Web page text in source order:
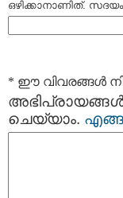
ഒഴിക്കാനാണിത്.
* ഈ വിവരങ്ങള്‍
ചെയ്യാം.